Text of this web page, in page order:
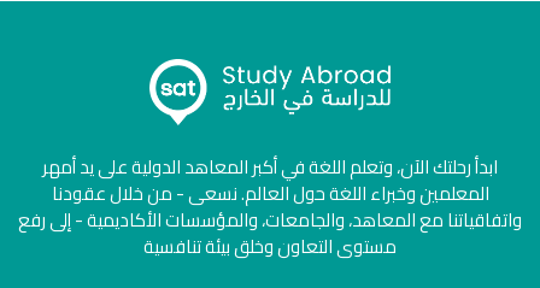
ابدأ رحلتك الآن، وتعلم اللغة في أكبر المعاهد الدولية على يد أمهر
المعلمين وخبراء اللغة حول العالم. نسعى - من خلال عقودنا
واتفاقياتنا مع المعاهد، والجامعات، والمؤسسات الأكاديمية - إلى رفع
مستوى التعاون وخلق بيئة تنافسية